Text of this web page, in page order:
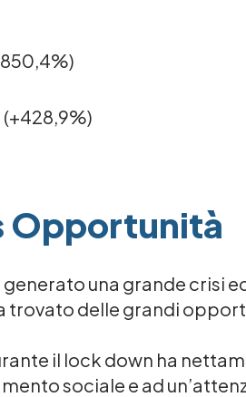
Opportunità
una grande crisi
trovato delle grandi
il lock down ha
sociale e ad